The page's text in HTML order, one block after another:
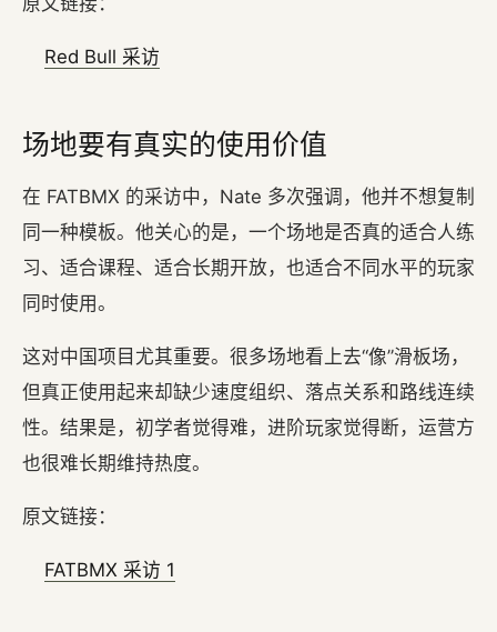
Red Bull 采访
场地要有真实的使用价值
在 FATBMX 的采访中，Nate 多次强调，他并不想复制
同一种模板。他关心的是，一个场地是否真的适合人练
习、适合课程、适合长期开放，也适合不同水平的玩家
同时使用。
这对中国项目尤其重要。很多场地看上去“像”滑板场，
但真正使用起来却缺少速度组织、落点关系和路线连续
性。结果是，初学者觉得难，进阶玩家觉得断，运营方
也很难长期维持热度。
原文链接：
FATBMX 采访 1